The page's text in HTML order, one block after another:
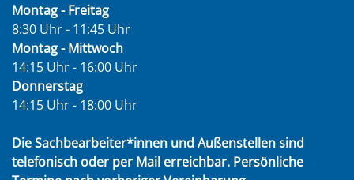
Montag - Freitag
8:30 Uhr - 11:45 Uhr
Montag - Mittwoch
14:15 Uhr - 16:00 Uhr
Donnerstag
14:15 Uhr - 18:00 Uhr
Die Sachbearbeiter*innen und Außenstellen sind
telefonisch oder per Mail erreichbar. Persönliche